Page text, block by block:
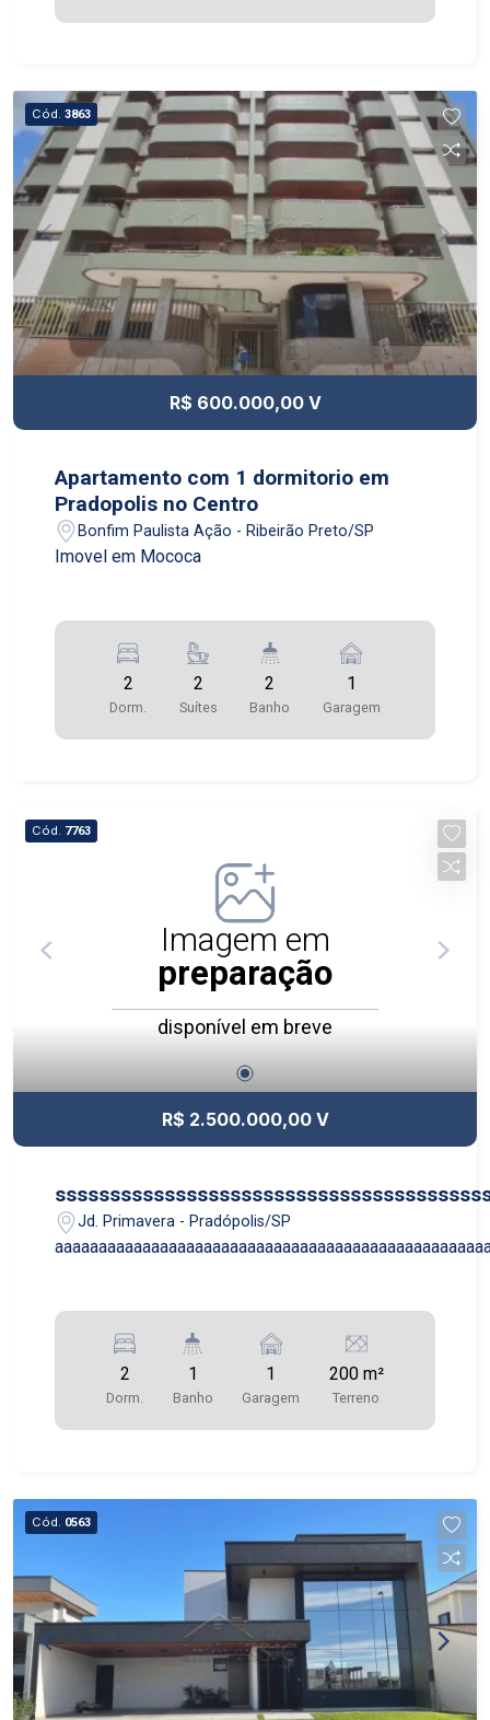
Cód. 3863
R$ 600.000,00 V
Apartamento com 1 dormitorio em
Pradopolis no Centro
Bonfim Paulista Ação - Ribeirão Preto/SP
Imovel em Mococa
2
Dorm.
2
Suítes
2
Banho
1
Garagem
Cód. 7763
Imagem em
preparação
disponível em breve
R$ 2.500.000,00 V
Jd. Primavera - Pradópolis/SP
2
Dorm.
1
Banho
1
Garagem
200 m²
Terreno
Cód. 0563